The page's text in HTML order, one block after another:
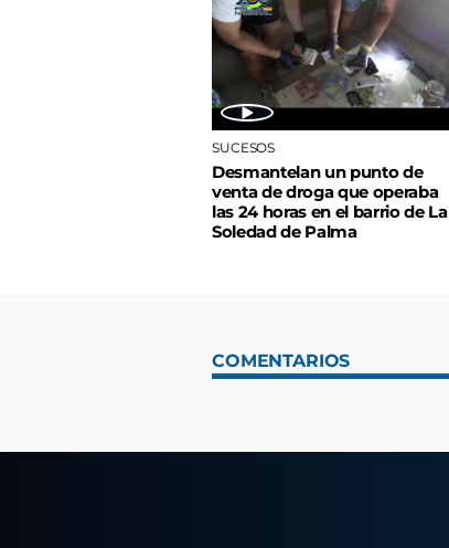
SUCESOS
Desmantelan un punto de
venta de droga que operaba
las 24 horas en el barrio de La
Soledad de Palma
COMENTARIOS